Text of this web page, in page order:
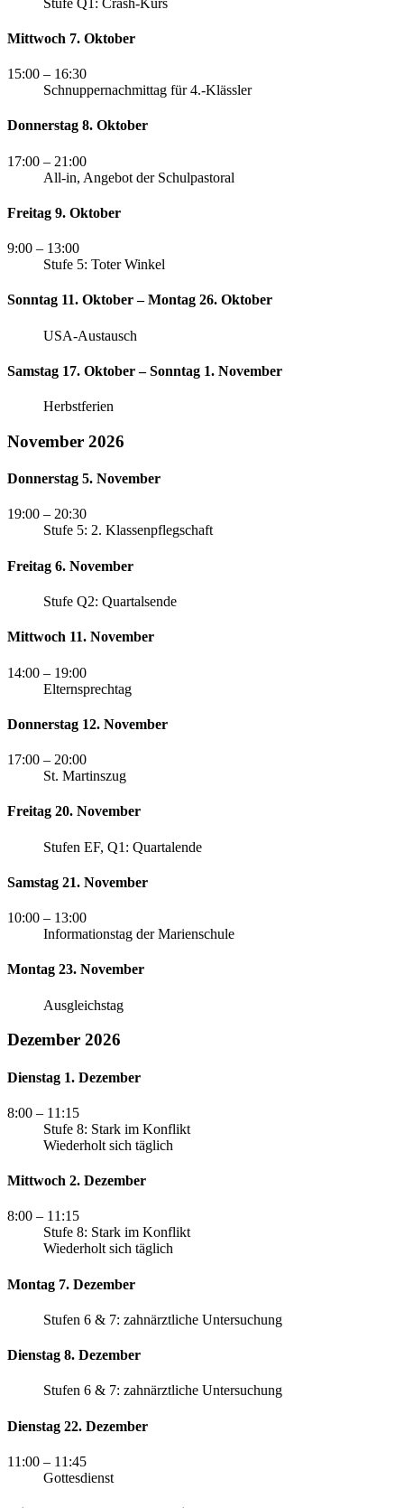
Mittwoch 7. Oktober
15:00 – 16:30
Schnuppernachmittag für 4.-Klässler
Donnerstag 8. Oktober
17:00 – 21:00
All-in, Angebot der Schulpastoral
Freitag 9. Oktober
9:00 – 13:00
Stufe 5: Toter Winkel
Sonntag 11. Oktober – Montag 26. Oktober
USA-Austausch
Samstag 17. Oktober – Sonntag 1. November
Herbstferien
November 2026
Donnerstag 5. November
19:00 – 20:30
Stufe 5: 2. Klassenpflegschaft
Freitag 6. November
Stufe Q2: Quartalsende
Mittwoch 11. November
14:00 – 19:00
Elternsprechtag
Donnerstag 12. November
17:00 – 20:00
St. Martinszug
Freitag 20. November
Stufen EF, Q1: Quartalende
Samstag 21. November
10:00 – 13:00
Informationstag der Marienschule
Montag 23. November
Ausgleichstag
Dezember 2026
Dienstag 1. Dezember
8:00 – 11:15
Stufe 8: Stark im Konflikt
Wiederholt sich täglich
Mittwoch 2. Dezember
8:00 – 11:15
Stufe 8: Stark im Konflikt
Wiederholt sich täglich
Montag 7. Dezember
Stufen 6 & 7: zahnärztliche Untersuchung
Dienstag 8. Dezember
Stufen 6 & 7: zahnärztliche Untersuchung
Dienstag 22. Dezember
11:00 – 11:45
Gottesdienst